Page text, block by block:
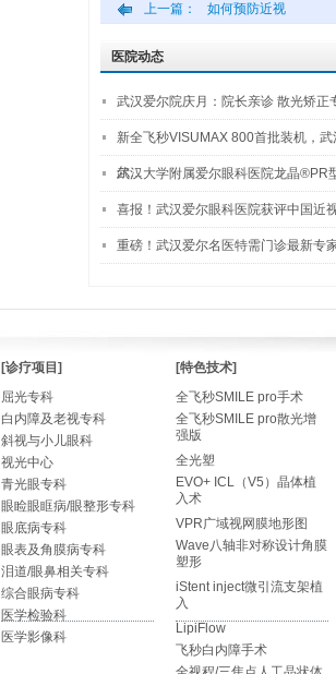
上一篇： 如何预防近视
医院动态
武汉爱尔院庆月：院长亲诊 散光矫
新全飞秒VISUMAX 800首批装机，武
尔…
武汉大学附属爱尔眼科医院龙晶®PR
喜报！武汉爱尔眼科医院获评中国近
重磅！武汉爱尔名医特需门诊最新专
[诊疗项目]
屈光专科
白内障及老视专科
斜视与小儿眼科
视光中心
青光眼专科
眼睑眼眶病/眼整形专科
眼底病专科
眼表及角膜病专科
泪道/眼鼻相关专科
综合眼病专科
医学检验科
医学影像科
[特色技术]
全飞秒SMILE pro手术
全飞秒SMILE pro散光增
强版
全光塑
EVO+ ICL（V5）晶体植
入术
VPR广域视网膜地形图
Wave八轴非对称设计角膜
塑形
iStent inject微引流支架植
入
LipiFlow
飞秒白内障手术